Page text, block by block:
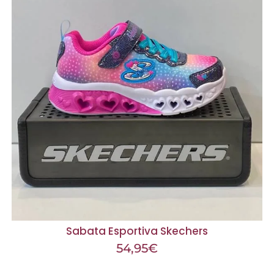
Sabata Esportiva Skechers
54,95€